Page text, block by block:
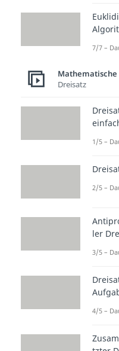
Zahlen.
Zum
voller
Äpfel,
im
Die
dir,
Was
Eine
wie
7/7 –
Dreisatz
1/5 –
2/5 –
ler
3/5 –
4/5 –